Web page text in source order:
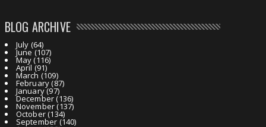
BLOG ARCHIVE
July (64)
June(107)
May(116)
April (91)
March (109)
February(87)
January(97)
December(136)
November(137)
October(134)
September (140)